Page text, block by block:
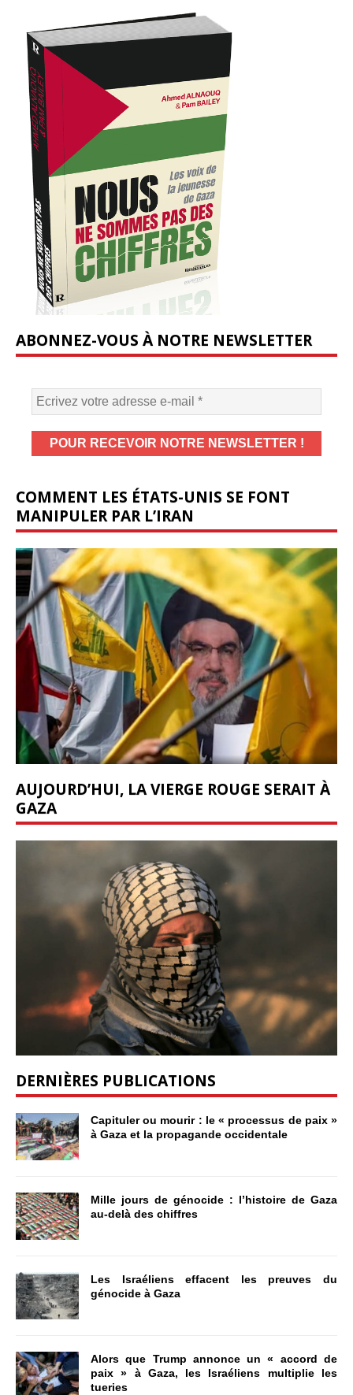
ABONNEZ-VOUS À NOTRE NEWSLETTER
COMMENT LES ÉTATS-UNIS SE FONT
MANIPULER PAR L’IRAN
AUJOURD’HUI, LA VIERGE ROUGE SERAIT À
GAZA
DERNIÈRES PUBLICATIONS
Capituler ou mourir : le « processus de paix »
à Gaza et la propagande occidentale
Mille jours de génocide : l’histoire de Gaza
au-delà des chiffres
Les Israéliens effacent les preuves du
génocide à Gaza
Alors que Trump annonce un « accord de
paix » à Gaza, les Israéliens multiplie les
tueries